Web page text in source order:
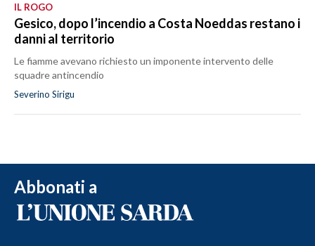
IL ROGO
Gesico, dopo l’incendio a Costa Noeddas restano i
danni al territorio
Le fiamme avevano richiesto un imponente intervento delle
squadre antincendio
Severino Sirigu
Abbonati a